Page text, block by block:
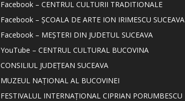
Facebook – CENTRUL CULTURII TRADITIONALE
Facebook – ȘCOALA DE ARTE ION IRIMESCU SUCEAVA
Facebook – MEȘTERI DIN JUDETUL SUCEAVA
YouTube – CENTRUL CULTURAL BUCOVINA
CONSILIUL JUDEȚEAN SUCEAVA
MUZEUL NAȚIONAL AL BUCOVINEI
FESTIVALUL INTERNAȚIONAL CIPRIAN PORUMBESCU